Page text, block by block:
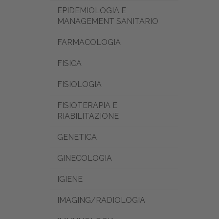
EPIDEMIOLOGIA E
MANAGEMENT SANITARIO
FARMACOLOGIA
FISICA
FISIOLOGIA
FISIOTERAPIA E
RIABILITAZIONE
GENETICA
GINECOLOGIA
IGIENE
IMAGING/RADIOLOGIA